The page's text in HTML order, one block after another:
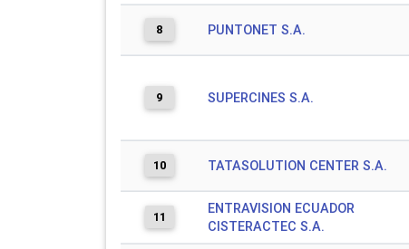
8 PUNTONET S.A.
9 SUPERCINES S.A.
10 TATASOLUTION CENTER S.A.
11
ENTRAVISION ECUADOR
CISTERACTEC S.A.